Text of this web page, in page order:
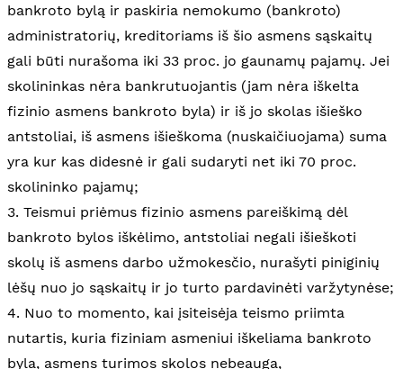
bankroto bylą ir paskiria nemokumo (bankroto)
administratorių, kreditoriams iš šio asmens sąskaitų
gali būti nurašoma iki 33 proc. jo gaunamų pajamų. Jei
skolininkas nėra bankrutuojantis (jam nėra iškelta
fizinio asmens bankroto byla) ir iš jo skolas išieško
antstoliai, iš asmens išieškoma (nuskaičiuojama) suma
yra kur kas didesnė ir gali sudaryti net iki 70 proc.
skolininko pajamų;
3. Teismui priėmus fizinio asmens pareiškimą dėl
bankroto bylos iškėlimo, antstoliai negali išieškoti
skolų iš asmens darbo užmokesčio, nurašyti piniginių
lėšų nuo jo sąskaitų ir jo turto pardavinėti varžytynėse;
4. Nuo to momento, kai įsiteisėja teismo priimta
nutartis, kuria fiziniam asmeniui iškeliama bankroto
byla, asmens turimos skolos nebeauga,